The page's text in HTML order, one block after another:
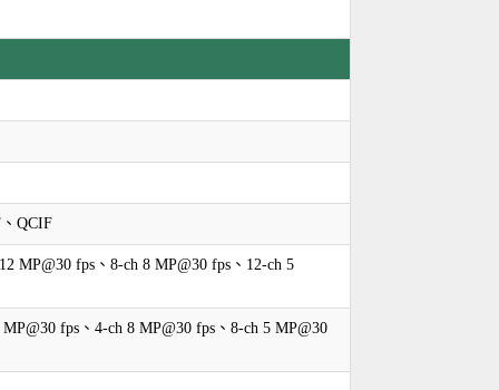
QCIF
MP@30 fps、8-ch 8 MP@30 fps、12-ch 5
fps、4-ch 8 MP@30 fps、8-ch 5 MP@30